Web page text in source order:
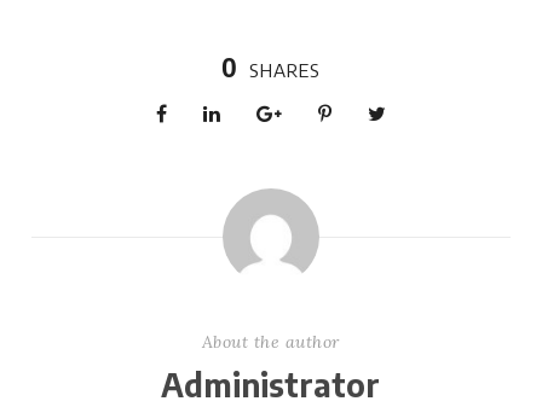
0 SHARES
About the author
Administrator